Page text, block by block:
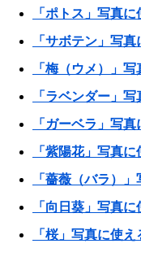
「ポトス」写真
「サボテン」写
「梅（ウメ）」
「ラベンダー」
「ガーベラ」写
「紫陽花」写真
「薔薇（バラ）
「向日葵」写真
「桜」写真に使